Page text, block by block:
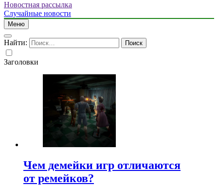
Новостная рассылка
Случайные новости
Меню
Найти:
Заголовки
Чем демейки игр отличаются
от ремейков?